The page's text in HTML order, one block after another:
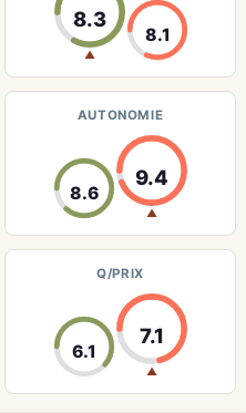
8.3
▲
8.1
AUTONOMIE
8.6
9.4
▲
Q/PRIX
6.1
7.1
▲